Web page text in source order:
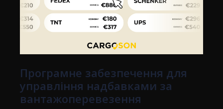
Програмне забезпечення для
управління надбавками за
вантажоперевезення